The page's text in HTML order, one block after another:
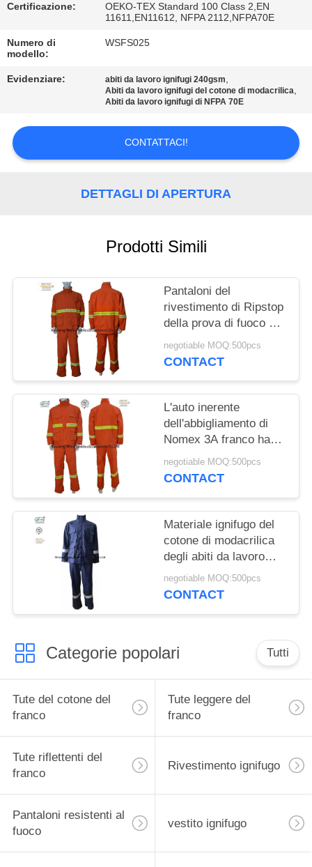
CONTATTICI
RICHIEDA
MAPPA
POLICY
Certificazione:
OEKO-TEX Standard 100 Class 2,EN
11611,EN11612, NFPA 2112,NFPA70E
Numero di
modello:
WSFS025
Evidenziare: abiti da lavoro ignifugi 240gsm,
Abiti da lavoro ignifugi del cotone di modacrilica,
Abiti da lavoro ignifugi di NFPA 70E
CONTATTACI!
DETTAGLI DI APERTURA
Prodotti Simili
Pantaloni del
rivestimento di Ripstop
della prova di fuoco di
IFR Aramid 3A con
rispettivi nastri adesivi
negotiable MOQ:500pcs
CONTACT
L'auto inerente
dell'abbigliamento di
Nomex 3A franco ha
estinto Forest
Application selvaggio
negotiable MOQ:500pcs
CONTACT
Materiale ignifugo del
cotone di modacrilica
degli abiti da lavoro
inerente
negotiable MOQ:500pcs
CONTACT
Categorie popolari Tutti
Tute del cotone del
franco
Tute leggere del
franco
Tute riflettenti del
franco
Rivestimento ignifugo
Pantaloni resistenti al
fuoco
vestito ignifugo